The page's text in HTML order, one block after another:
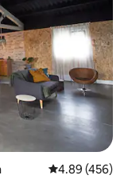
Ukadiriaji wa
4.89 (456)